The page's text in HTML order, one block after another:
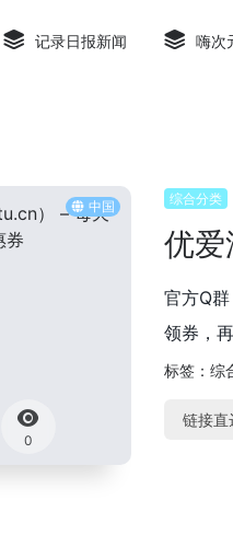
记录日报新闻 嗨次
中国
0
综合分类
优
官方Q
领券，
标签： 综
链接直